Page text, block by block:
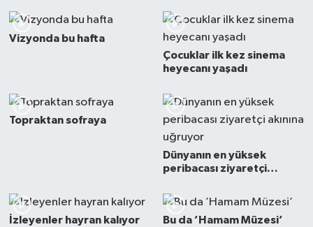
Vizyonda bu hafta
Çocuklar ilk kez sinema
heyecanı yaşadı
Topraktan sofraya
Dünyanın en yüksek
peribacası ziyaretçi
İzleyenler hayran kalıyor Bu da ’Hamam Müzesi’